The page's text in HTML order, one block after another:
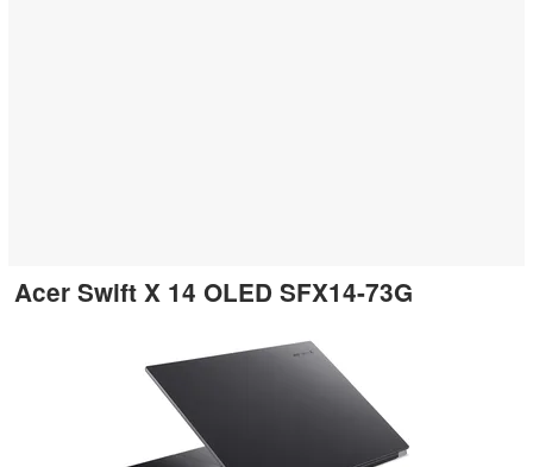
Acer Swift X 14 OLED SFX14-73G